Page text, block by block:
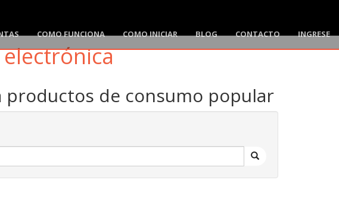
COMO FUNCIONA COMO INICIAR BLOG CONTACTO INGRESE
de consumo popular